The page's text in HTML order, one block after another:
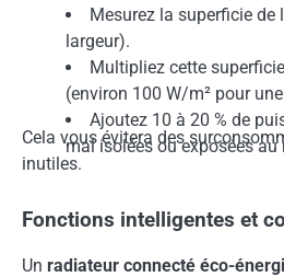
Mesurez la superficie de
largeur).
Multipliez cette
(environ 100 W/m² pour
Ajoutez 10 à 20 % de
mal isolées ou exposées au
Cela vous évitera des
inutiles.
Fonctions intelligentes et
Un radiateur connecté éco-